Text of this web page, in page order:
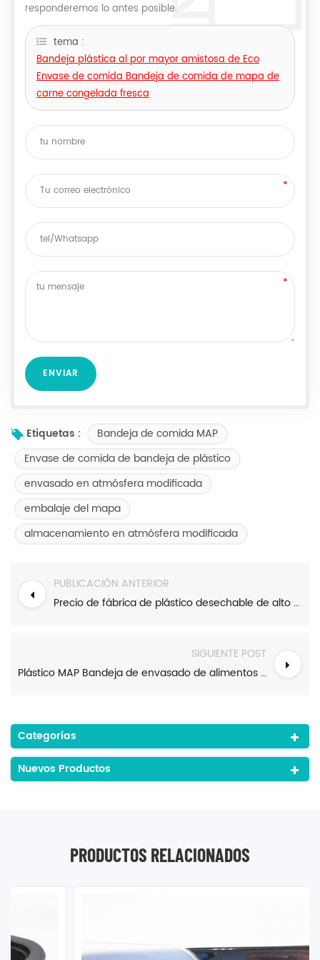
responderemos lo antes posible.
tema :
Bandeja plástica al por mayor amistosa de Eco
Envase de comida Bandeja de comida de mapa de
carne congelada fresca
Etiquetas :
Bandeja de comida MAP
Envase de comida de bandeja de plástico
envasado en atmósfera modificada
embalaje del mapa
almacenamiento en atmósfera modificada
PUBLICACIÓN ANTERIOR
Precio de fábrica de plástico desechable de alto brillo PP / PE Bandeja de atmósfera modificada Envasado para envasado de carne
SIGUIENTE POST
Plástico MAP Bandeja de envasado de alimentos frescos y fríos Bandeja de carne de supermercado
Categorías
Nuevos Productos
PRODUCTOS RELACIONADOS